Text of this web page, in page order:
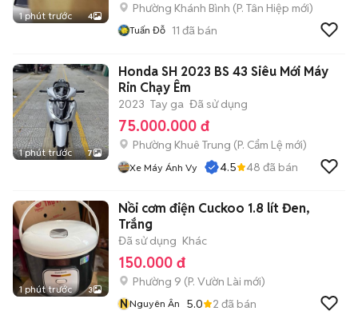
1 phút trước 4
Phường Khánh Bình (P. Tân Hiệp mới)
Tuấn Đỗ 11 đã bán
1 phút trước 7
Honda SH 2023 BS 43 Siêu Mới Máy
Rin Chạy Êm
2023 Tay ga Đã sử dụng
75.000.000 đ
Phường Khuê Trung (P. Cẩm Lệ mới)
Xe Máy Ánh Vy 4.5 48 đã bán
1 phút trước 3
Nồi cơm điện Cuckoo 1.8 lít Đen,
Trắng
Đã sử dụng Khác
150.000 đ
Phường 9 (P. Vườn Lài mới)
NNguyên Ân 5.0 2 đã bán